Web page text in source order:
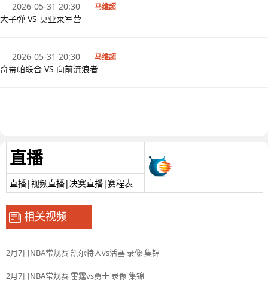
2026-05-31 20:30 马维超
大子弹 VS 莫亚莱军营
2026-05-31 20:30 马维超
奇蒂帕联合 VS 向前流浪者
直播
直播|视频直播|决赛直播|赛程表
相关视频
2月7日NBA常规赛 凯尔特人vs活塞 录像 集锦
2月7日NBA常规赛 雷霆vs勇士 录像 集锦